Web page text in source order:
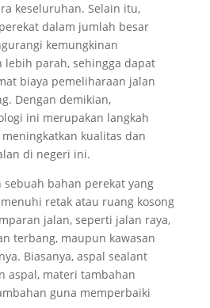
keseluruhan. Selain itu,
dalam jumlah besar
kemungkinan
lebih parah, sehingga dapat
biaya pemeliharaan jalan
Dengan demikian,
ini merupakan langkah
kualitas dan
di negeri ini.
sebuah bahan perekat yang
retak atau ruang kosong
jalan, seperti jalan raya,
terbang, maupun kawasan
Biasanya, aspal sealant
aspal, materi tambahan
guna memperbaiki